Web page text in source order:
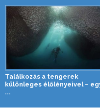
Találkozás a tengerek
különleges élőlényeivel –
...